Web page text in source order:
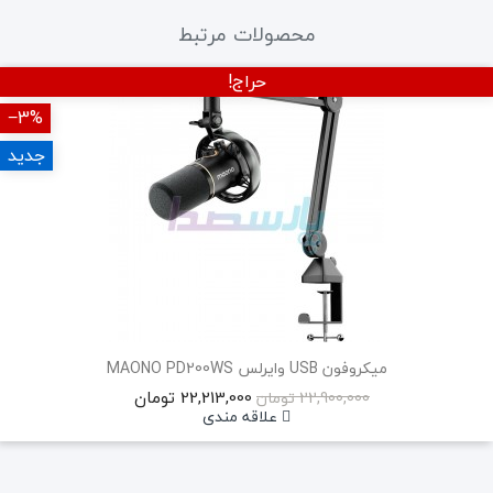
محصولات مرتبط
میکروفون USB وایرلس MAONO PD200WS
22,900,000 تومان
22,213,000 تومان
علاقه مندی
حراج!
‎−3%
جدید